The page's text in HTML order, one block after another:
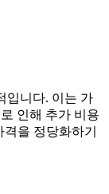
입니다. 이는 가
인해 추가 비용
을 정당화하기